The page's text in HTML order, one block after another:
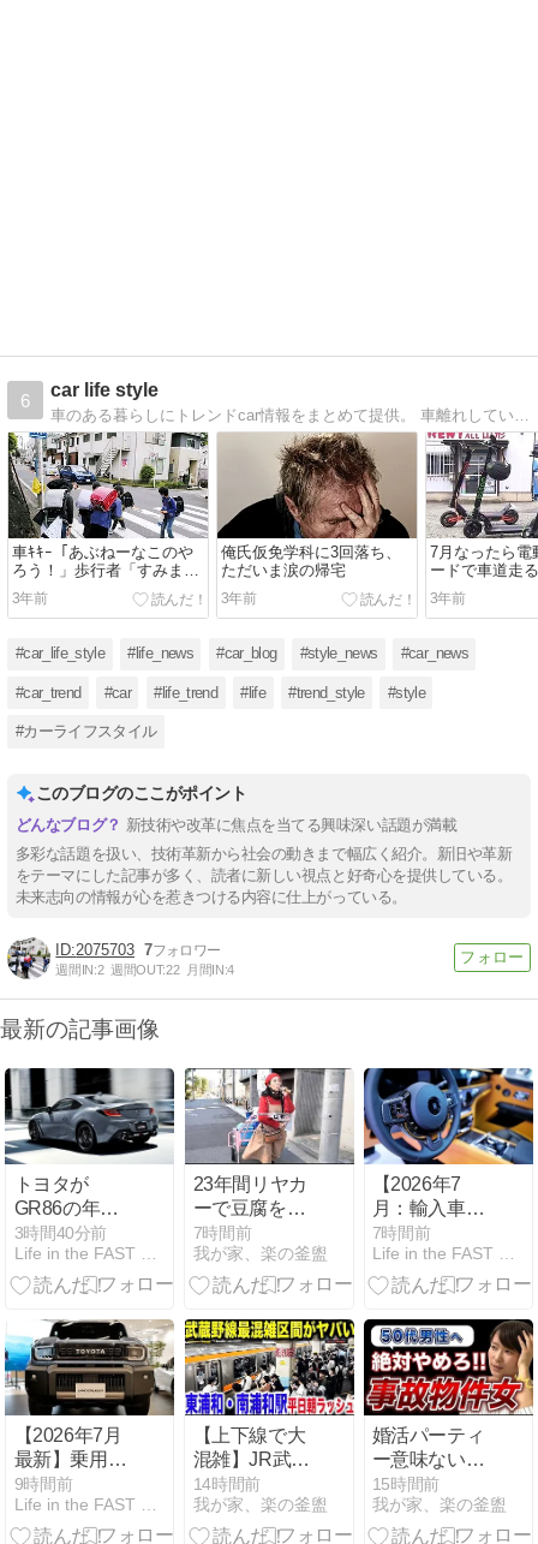
6
car life style
車ｷｷｰ「あぶねーなこのや
ろう！」歩行者「すみませ
ん」ﾍﾟｺﾍﾟｺ←おかしくね？
3年前
俺氏仮免学科に3回落ち、
ただいま涙の帰宅
3年前
7月なったら電
ードで車道走
くｗｗｗｗ
3年前
#car_life_style #life_news #car_blog #style_news #car_news
#car_trend #car #life_trend #life #trend_style #style
#カーライフスタイル
このブログのここがポイント
新技術や改革に焦点を当てる興味深い話題が満載
多彩な話題を扱い、技術革新から社会の動きまで幅広く紹介。新旧や革新
をテーマにした記事が多く、読者に新しい視点と好奇心を提供している。
未来志向の情報が心を惹きつける内容に仕上がっている。
2075703 7
週間IN:2 週間OUT:22 月間IN:4
最新の記事画像
トヨタが
GR86の年次
改良モデルを
発表、「ソリ
ッドグレー」
「アクセル、
ステアリン
グ、シフトの
作り込み」を
深化。内装で
は初代86への
オマージュも
3時間40分前
Life in the FAST LANE.
23年間リヤカ
ーで豆腐を売
り続ける女
性！昼は60品
詰め放題弁
格居酒屋にな
る謎多き豆腐
店に密着 -
YouTube
7時間前
我が家、楽の釜盥
【2026年7
月：輸入車登
録ランキン
グ】絶好調の
フェラーリや
超高級ブラン
ド、それに対
して縮小を続
ける従来の王
者「メルセデ
ス・ベンツ、
BMW、アウデ
ィ」
7時間前
Life in the FAST LANE.
【2026年7月
最新】乗用車
販売台数ラン
キング
TOP50。1位
9時間前
Life in the FAST LANE.
【上下線で大
混雑】JR武蔵
野線最混雑区
間の東浦和駅
と南浦和駅の
14時間前
我が家、楽の釜盥
婚活パーティ
ー意味ないで
す #婚活 #婚
活パーティー
#shorts -
15時間前
我が家、楽の釜盥